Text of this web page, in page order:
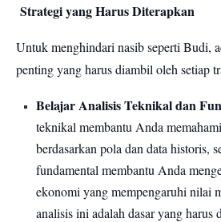
Strategi yang Harus Diterapkan
Untuk menghindari nasib seperti Budi,
penting yang harus diambil oleh setiap
Belajar Analisis Teknikal dan
teknikal membantu Anda
berdasarkan pola dan data historis,
fundamental membantu Anda
ekonomi yang mempengaruhi nilai
analisis ini adalah dasar yang harus